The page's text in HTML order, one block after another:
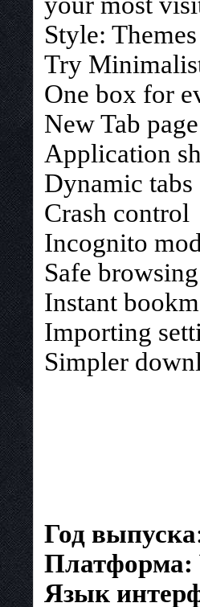
Style:
Try
One box for
New Tab page
Application
Dynamic tabs
Crash control
Incognito
Safe browsing
Instant
Importing
Simpler
Год выпуска
Платформа:
Язык